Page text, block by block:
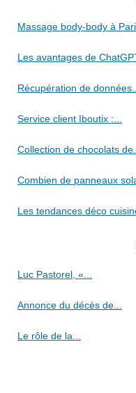
Massage body-body à
Les avantages de
Récupération de
Service client Iboutix :...
Collection de chocolats
Combien de panneaux
Les tendances déco
Luc Pastorel, «...
Annonce du décès de...
Le rôle de la...